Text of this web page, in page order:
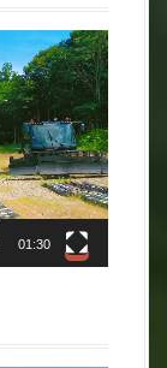
01:30